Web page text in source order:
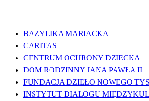
BAZYLIKA MARIACKA
CARITAS
CENTRUM OCHRONY DZIECKA
DOM RODZINNY JANA PAWŁA II
FUNDACJA DZIEŁO NOWEGO
INSTYTUT DIALOGU